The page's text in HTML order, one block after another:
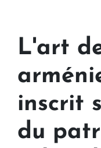
L'art
inscrit
du